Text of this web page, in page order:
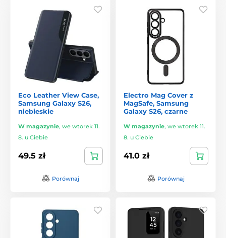
Eco Leather View Case,
Samsung Galaxy S26,
niebieskie
W magazynie, we wtorek 11.
8. u Ciebie
49.5 zł
Porównaj
Electro Mag Cover z
MagSafe, Samsung
Galaxy S26, czarne
W magazynie, we wtorek 11.
8. u Ciebie
41.0 zł
Porównaj